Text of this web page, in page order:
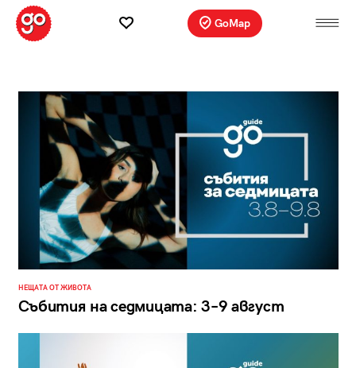
GoMap
НЕЩАТА ОТ ЖИВОТА
Събития на седмицата: 3–9 август